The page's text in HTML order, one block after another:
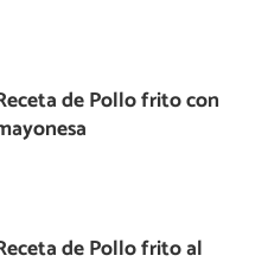
de Pollo frito con
de Pollo frito al